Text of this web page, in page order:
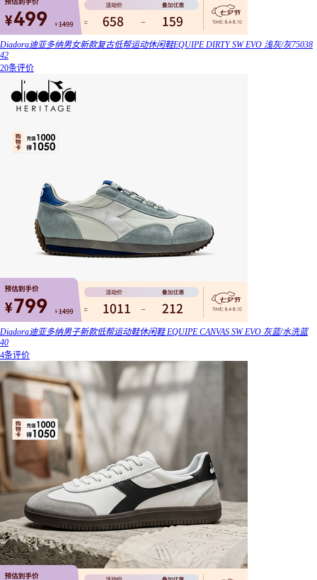
Diadora迪亚多纳男女新款复古低帮运动休闲鞋EQUIPE DIRTY SW EVO 浅灰/灰75038
42
20条评价
Diadora迪亚多纳男子新款低帮运动鞋休闲鞋 EQUIPE CANVAS SW EVO 灰蓝/水洗蓝
40
4条评价